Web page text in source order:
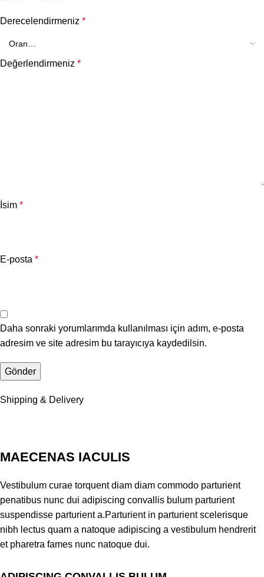
Derecelendirmeniz *
Değerlendirmeniz *
İsim *
E-posta *
Daha sonraki yorumlarımda kullanılması için adım, e-posta
adresim ve site adresim bu tarayıcıya kaydedilsin.
Shipping & Delivery
MAECENAS IACULIS
Vestibulum curae torquent diam diam commodo parturient
penatibus nunc dui adipiscing convallis bulum parturient
suspendisse parturient a.Parturient in parturient scelerisque
nibh lectus quam a natoque adipiscing a vestibulum hendrerit
et pharetra fames nunc natoque dui.